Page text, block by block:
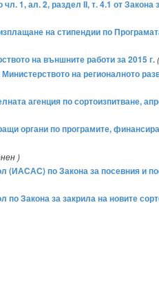
1, ал. 2, раздел II, т. 4.1 от
на стипендии по
на външните работи за 2015 г.
на регионалното
агенция по сортоизпитване,
органи по програмите,
)
(ИАСАС) по Закона за посевния и
Закона за закрила на новите